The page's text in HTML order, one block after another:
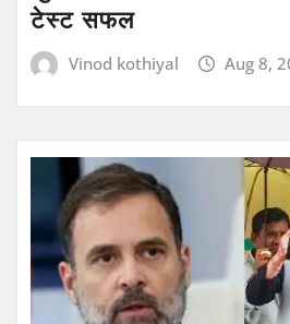
टेस्ट सफल
Vinod kothiyal Aug 8,